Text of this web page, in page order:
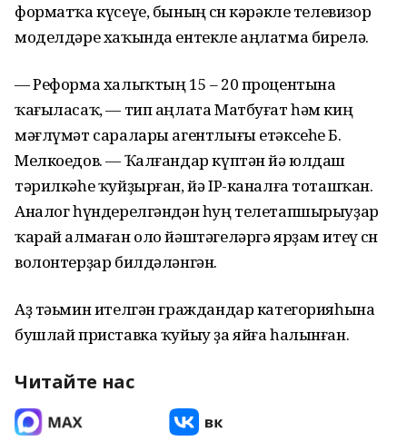
форматҡа күсеүе, бының өсөн кәрәкле телевизор
моделдәре хаҡында ентекле аңлатма бирелә.
— Реформа халыҡтың 15 – 20 процентына
ҡағыласаҡ, — тип аңлата Матбуғат һәм киң
мәғлүмәт саралары агентлығы етәксеһе Б.
Мелкоедов. — Ҡалғандар күптән йә юлдаш
тәрилкәһе ҡуйҙырған, йә IP-каналға тоташҡан.
Аналог һүндерелгәндән һуң телетапшырыуҙар
ҡарай алмаған оло йәштәгеләргә ярҙам итеү өсөн
волонтерҙар билдәләнгән.
Аҙ тәьмин ителгән граждандар категорияһына
бушлай приставка ҡуйыу ҙа яйға һалынған.
Читайте нас